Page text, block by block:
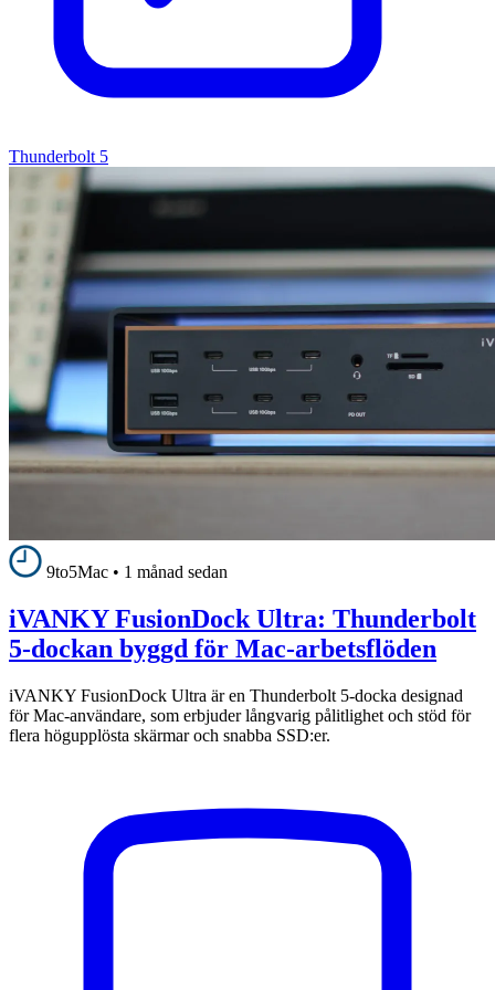
Thunderbolt 5
9to5Mac • 1 månad sedan
iVANKY FusionDock Ultra: Thunderbolt
5-dockan byggd för Mac-arbetsflöden
iVANKY FusionDock Ultra är en Thunderbolt 5-docka designad
för Mac-användare, som erbjuder långvarig pålitlighet och stöd för
flera högupplösta skärmar och snabba SSD:er.